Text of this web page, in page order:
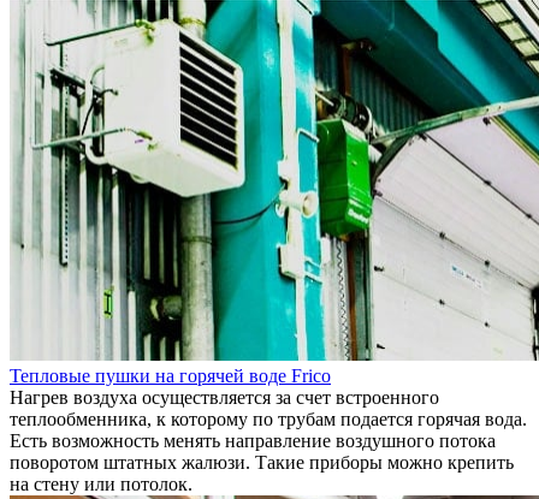
Тепловые пушки на горячей воде Frico
Нагрев воздуха осуществляется за счет встроенного
теплообменника, к которому по трубам подается горячая вода.
Есть возможность менять направление воздушного потока
поворотом штатных жалюзи. Такие приборы можно крепить
на стену или потолок.